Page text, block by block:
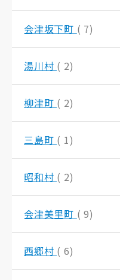
会津坂下町 ( 7)
湯川村 ( 2)
柳津町 ( 2)
三島町 ( 1)
昭和村 ( 2)
会津美里町 ( 9)
西郷村 ( 6)